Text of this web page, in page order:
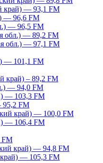
край) — 93,1 FM
— 96,6 FM
— 96,5 FM
обл.) — 89,2 FM
обл.) — 97,1 FM
— 101,1 FM
край) – 89,2 FM
— 94,0 FM
— 103,3 FM
95,2 FM
край) — 100,0 FM
— 106,4 FM
FM
край) — 94,8 FM
— 105,3 FM